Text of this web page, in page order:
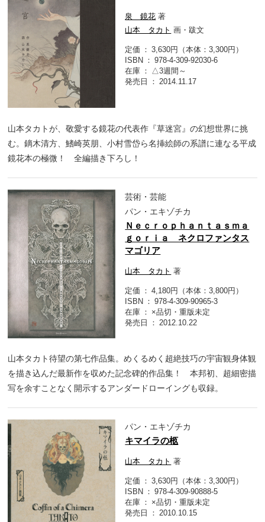
泉 鏡花 著
山本 タカト 画・跋文
定価
3,630円（本体：3,300円）
ISBN
978-4-309-92030-6
在庫
△3週間～
発売日
2014.11.17
山本タカトが、敬愛する鏡花の代表作『草迷宮』の幻想世界に挑
む。鏑木清方、鰭崎英朋、小村雪岱ら名挿絵師の系譜に連なる平成
鏡花本の極微！ 全編描き下ろし！
芸術・芸能
パン・エキゾチカ
Ｎｅｃｒｏｐｈａｎｔａｓｍａ
ｇｏｒｉａ ネクロファンタス
マゴリア
山本 タカト 著
定価
4,180円（本体：3,800円）
ISBN
978-4-309-90965-3
在庫
×品切・重版未定
発売日
2012.10.22
山本タカト待望の第七作品集。めくるめく超絶技巧の宇宙観身体観
を描き込んだ最新作を収めた記念碑的作品集！ 本邦初、超細密描
写を余すことなく開示するアンダードローイングも収録。
パン・エキゾチカ
キマイラの柩
山本 タカト 著
定価
3,630円（本体：3,300円）
ISBN
978-4-309-90888-5
在庫
×品切・重版未定
発売日
2010.10.15